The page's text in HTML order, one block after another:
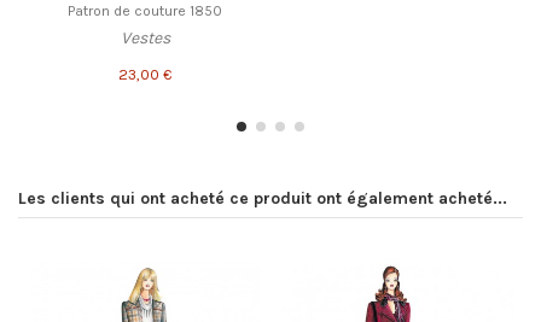
Patron de couture 1850
Vestes
23,00 €
Les clients qui ont acheté ce produit ont également acheté...